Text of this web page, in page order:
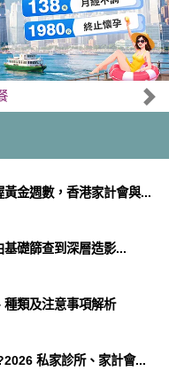
金週數，香港家計會與...
礎篩查到深層造影...
類及注意事項解析
私家診所、家計會...